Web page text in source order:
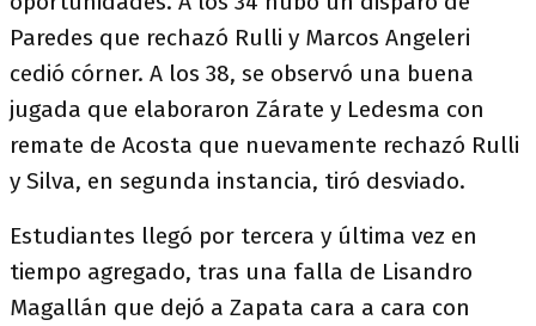
Paredes que rechazó Rulli y Marcos Angeleri
cedió córner. A los 38, se observó una buena
jugada que elaboraron Zárate y Ledesma con
remate de Acosta que nuevamente rechazó Rulli
y Silva, en segunda instancia, tiró desviado.
Estudiantes llegó por tercera y última vez en
tiempo agregado, tras una falla de Lisandro
Magallán que dejó a Zapata cara a cara con